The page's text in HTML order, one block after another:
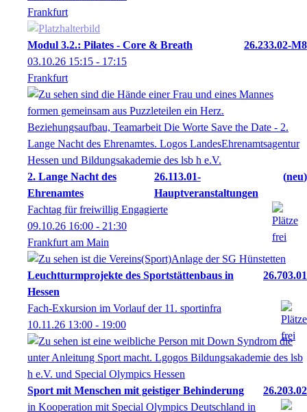
Frankfurt
Modul 3.2.: Pilates - Core & Breath
26.233.02-M8
03.10.26 15:15 - 17:15
Frankfurt
2. Lange Nacht des
Ehrenamtes
26.113.01-
Hauptveranstaltungen
neu
Fachtag für freiwillig Engagierte
09.10.26 16:00 - 21:30
Frankfurt am Main
Leuchtturmprojekte des Sportstättenbaus in
Hessen
26.703.01
Fach-Exkursion im Vorlauf der 11. sportinfra
10.11.26 13:00 - 19:00
Sport mit Menschen mit geistiger Behinderung
26.203.02
in Kooperation mit Special Olympics Deutschland in